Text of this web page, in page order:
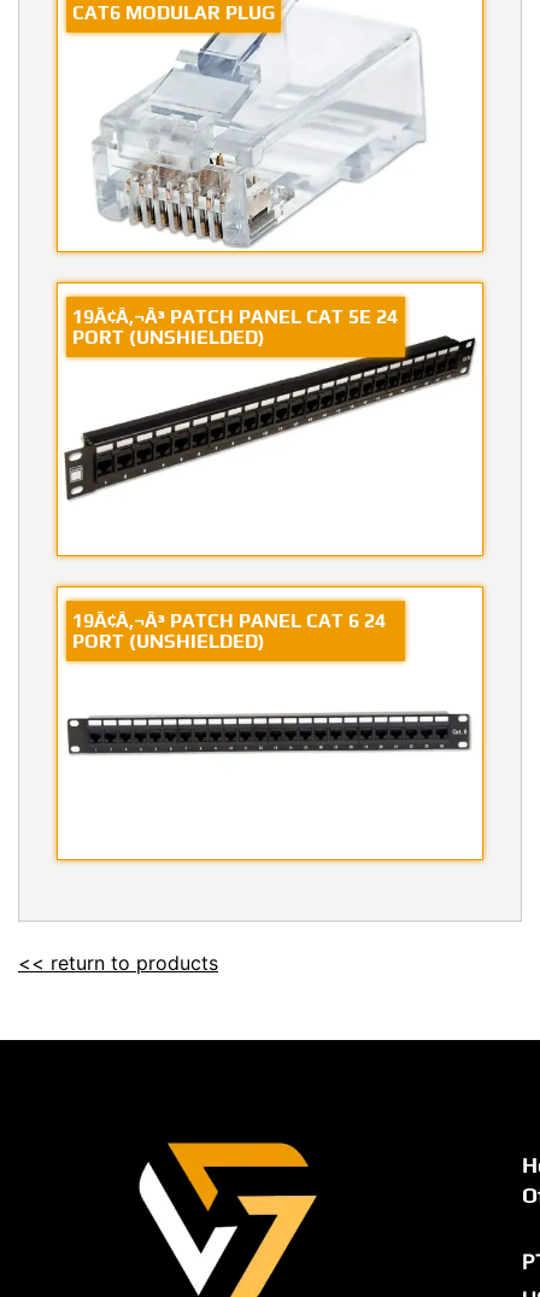
CAT6 MODULAR PLUG
19Ã¢Â‚¬Â³ PATCH PANEL CAT 5E 24
PORT (UNSHIELDED)
19Ã¢Â‚¬Â³ PATCH PANEL CAT 6 24
PORT (UNSHIELDED)
<< return to products